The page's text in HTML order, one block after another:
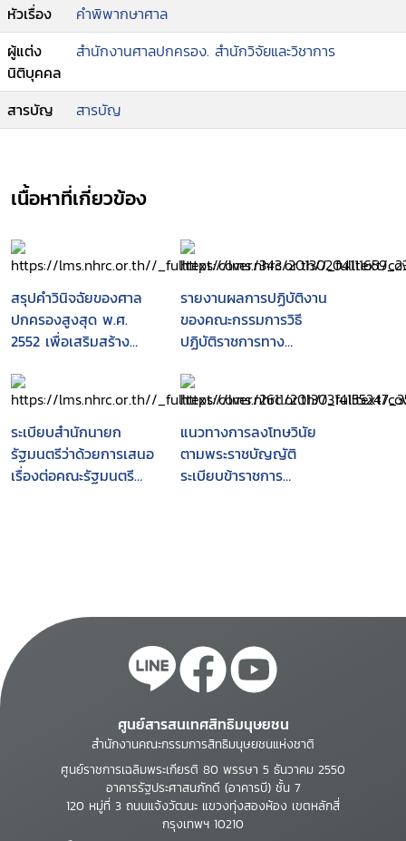
หัวเรื่อง
คำพิพากษาศาล
ผู้แต่ง
นิติบุคคล
สำนักงานศาลปกครอง. สำนักวิจัยและวิชาการ
สารบัญ สารบัญ
เนื้อหาที่เกี่ยวข้อง
สรุปคำวินิจฉัยของศาล
ปกครองสูงสุด พ.ศ.
2552 เพื่อเสริมสร้าง
ราชการที่ดี
รายงานผลการปฏิบัติงาน
ของคณะกรรมการวิธี
ปฏิบัติราชการทาง
ระเบียบสำนักนายก
รัฐมนตรีว่าด้วยการเสนอ
เรื่องต่อคณะรัฐมนตรี
แนวทางการลงโทษวินัย
ตามพระราชบัญญัติ
ระเบียบข้าราชการ
ศูนย์สารสนเทศสิทธิมนุษยชน
สำนักงานคณะกรรมการสิทธิมนุษยชนแห่งชาติ
ศูนย์ราชการเฉลิมพระเกียรติ 80 พรรษา 5 ธันวาคม 2550
อาคารรัฐประศาสนภักดี (อาคารบี) ชั้น 7
120 หมู่ที่ 3 ถนนแจ้งวัฒนะ แขวงทุ่งสองห้อง เขตหลักสี่
กรุงเทพฯ 10210